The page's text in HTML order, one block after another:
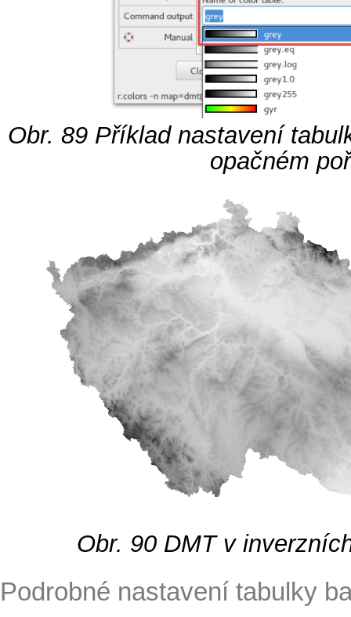
Obr. 89 Příklad nastavení
opačném
Obr. 90 DMT v
Podrobné nastavení tabulky